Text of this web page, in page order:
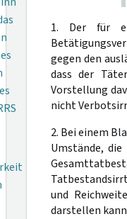
1. Der für
gegen den
dass der
Vorstellung
nicht
2. Bei einem
Umstände,
und
darstellen